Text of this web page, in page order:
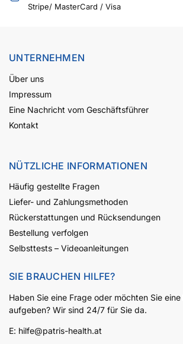
Stripe/ MasterCard / Visa
UNTERNEHMEN
Über uns
Impressum
Eine Nachricht vom Geschäftsführer
Kontakt
NÜTZLICHE INFORMATIONEN
Häufig gestellte Fragen
Liefer- und Zahlungsmethoden
Rückerstattungen und Rücksendungen
Bestellung verfolgen
Selbsttests – Videoanleitungen
SIE BRAUCHEN HILFE?
Haben Sie eine Frage oder möchten Sie eine
aufgeben? Wir sind 24/7 für Sie da.
E: hilfe@patris-health.at